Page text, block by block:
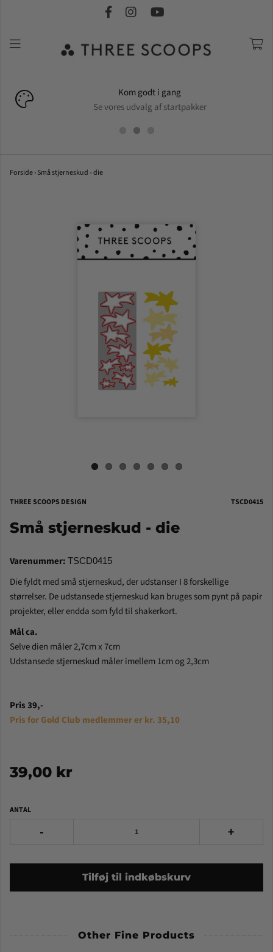
Kom godt i gang
Se vores udvalg af startpakker
Forside›Små stjerneskud - die
THREE SCOOPS DESIGN TSCD0415
Små stjerneskud - die
Varenummer: TSCD0415
Die fyldt med små stjerneskud, der udstanser I 8 forskellige
størrelser. De udstansede stjerneskud kan bruges som pynt på papir
projekter, eller endda som fyld til shakerkort.
Mål ca.
Selve dien måler 2,7cm x 7cm
Udstansede stjerneskud måler imellem 1cm og 2,3cm
Pris 39,-
Pris for Gold Club medlemmer er kr. 35,10
39,00 kr
ANTAL
- +
Tilføj til indkøbskurv
Other Fine Products